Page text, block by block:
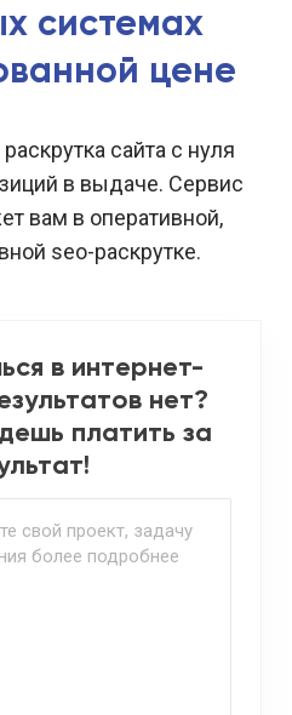
системах
цене
сайта с нуля
в выдаче. Сервис
вам в оперативной,
seo-раскрутке.
в интернет-
нет?
платить за